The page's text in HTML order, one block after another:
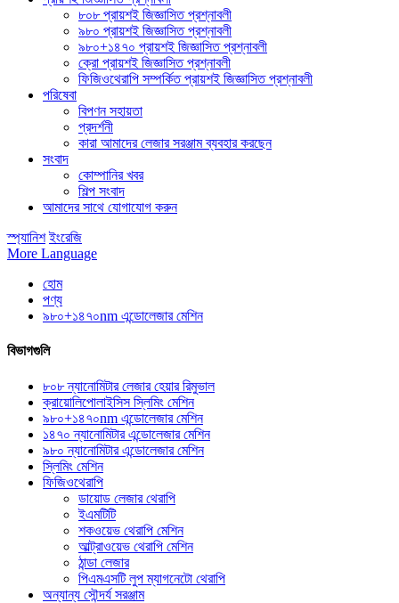
৮০৮ প্রায়শই জিজ্ঞাসিত প্রশ্নাবলী
৯৮০ প্রায়শই জিজ্ঞাসিত প্রশ্নাবলী
৯৮০+১৪৭০ প্রায়শই জিজ্ঞাসিত প্রশ্নাবলী
ক্রো প্রায়শই জিজ্ঞাসিত প্রশ্নাবলী
ফিজিওথেরাপি সম্পর্কিত প্রায়শই জিজ্ঞাসিত প্রশ্নাবলী
পরিষেবা
বিপণন সহায়তা
প্রদর্শনী
কারা আমাদের লেজার সরঞ্জাম ব্যবহার করছেন
সংবাদ
কোম্পানির খবর
শিল্প সংবাদ
আমাদের সাথে যোগাযোগ করুন
স্প্যানিশ ইংরেজি
More Language
হোম
পণ্য
৯৮০+১৪৭০nm এন্ডোলেজার মেশিন
বিভাগগুলি
৮০৮ ন্যানোমিটার লেজার হেয়ার রিমুভাল
ক্রায়োলিপোলাইসিস স্লিমিং মেশিন
৯৮০+১৪৭০nm এন্ডোলেজার মেশিন
১৪৭০ ন্যানোমিটার এন্ডোলেজার মেশিন
৯৮০ ন্যানোমিটার এন্ডোলেজার মেশিন
স্লিমিং মেশিন
ফিজিওথেরাপি
ডায়োড লেজার থেরাপি
ইএমটিটি
শকওয়েভ থেরাপি মেশিন
আল্ট্রাওয়েভ থেরাপি মেশিন
ঠান্ডা লেজার
পিএমএসটি লুপ ম্যাগনেটো থেরাপি
অন্যান্য সৌন্দর্য সরঞ্জাম